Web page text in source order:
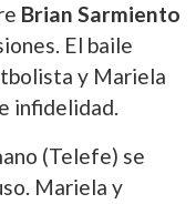
Brian Sarmiento
El baile
y Mariela
infidelidad.
(Telefe) se
Mariela y